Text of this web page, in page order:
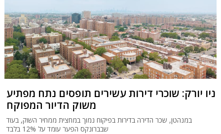
ניו יורק: שוכרי דירות עשירים תופסים נתח מפתיע
משוק הדיור המפוקח
במנהטן, שכר הדירה בדירות בפיקוח נמוך במחצית ממחיר השוק, בעוד
שבברונקס הפער עומד על 12% בלבד